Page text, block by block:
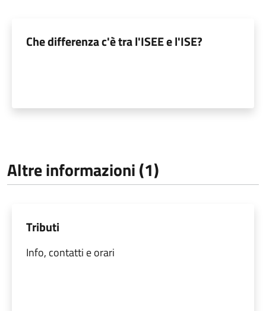
Che differenza c'è tra l'ISEE e l'ISE?
Altre informazioni (1)
Tributi
Info, contatti e orari